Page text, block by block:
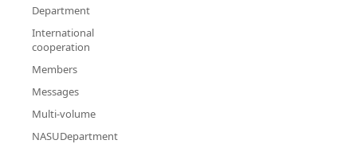
Department
International
cooperation
Members
Messages
Multi-volume
NASUDepartment